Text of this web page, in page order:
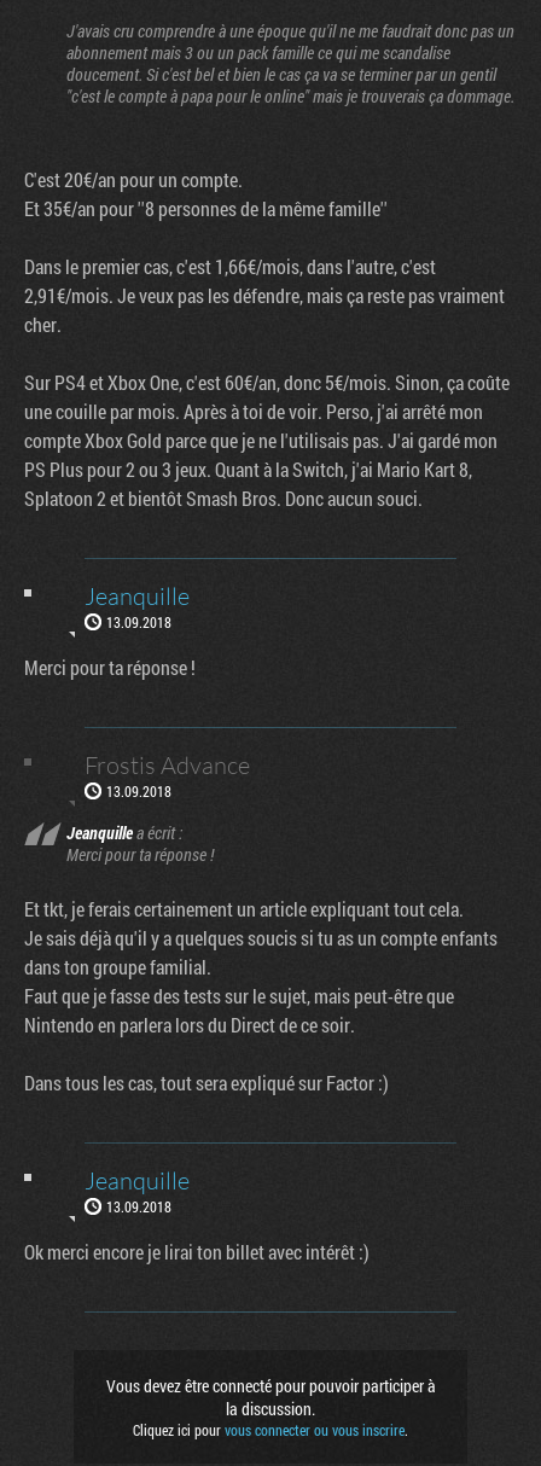
J'avais cru comprendre à une époque qu'il ne me faudrait donc pas un
abonnement mais 3 ou un pack famille ce qui me scandalise
doucement. Si c'est bel et bien le cas ça va se terminer par un gentil
"c'est le compte à papa pour le online" mais je trouverais ça dommage.
C'est 20€/an pour un compte.
Et 35€/an pour ''8 personnes de la même famille''
Dans le premier cas, c'est 1,66€/mois, dans l'autre, c'est
2,91€/mois. Je veux pas les défendre, mais ça reste pas vraiment
cher.
Sur PS4 et Xbox One, c'est 60€/an, donc 5€/mois. Sinon, ça coûte
une couille par mois. Après à toi de voir. Perso, j'ai arrêté mon
compte Xbox Gold parce que je ne l'utilisais pas. J'ai gardé mon
PS Plus pour 2 ou 3 jeux. Quant à la Switch, j'ai Mario Kart 8,
Splatoon 2 et bientôt Smash Bros. Donc aucun souci.
Jeanquille
13.09.2018
Merci pour ta réponse !
Frostis Advance
13.09.2018
Jeanquillea écrit :
Merci pour ta réponse !
Et tkt, je ferais certainement un article expliquant tout cela.
Je sais déjà qu'il y a quelques soucis si tu as un compte enfants
dans ton groupe familial.
Faut que je fasse des tests sur le sujet, mais peut-être que
Nintendo en parlera lors du Direct de ce soir.
Dans tous les cas, tout sera expliqué sur Factor :)
Jeanquille
13.09.2018
Ok merci encore je lirai ton billet avec intérêt :)
Vous devez être connecté pour pouvoir participer à
la discussion.
Cliquez ici pourvous connecter ou vous inscrire.